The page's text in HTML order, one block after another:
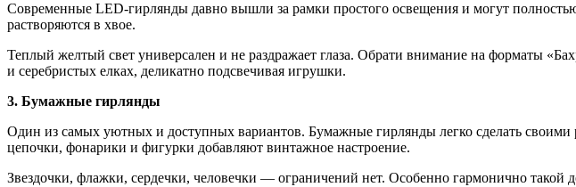
Современные LED-гирлянды давно вышли за рамки простого освещения и могут
растворяются в хвое.
Теплый желтый свет универсален и не раздражает глаза. Обрати внимание на форматы
и серебристых елках, деликатно подсвечивая игрушки.
3. Бумажные гирлянды
Один из самых уютных и доступных вариантов. Бумажные гирлянды легко сделать
цепочки, фонарики и фигурки добавляют винтажное настроение.
Звездочки, флажки, сердечки, человечки — ограничений нет. Особенно гармонично такой